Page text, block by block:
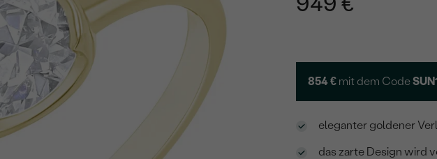
854 € mit dem Code
eleganter goldener
das zarte Design wird